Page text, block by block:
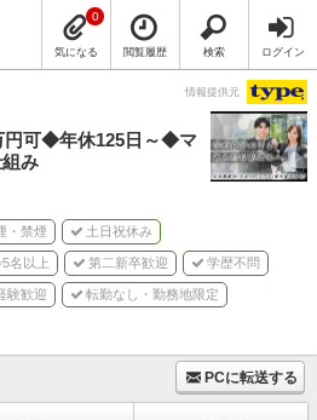
気になる
0
閲覧履歴 検索 ログイン
情報提供元
円可◆年休125日～◆マ
み
・禁煙 土日祝休み
名以上 第二新卒歓迎 学歴不問
験歓迎 転勤なし・勤務地限定
PCに転送する